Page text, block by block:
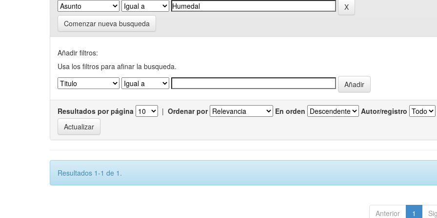
Comenzar nueva busqueda
Añadir filtros:
Usa los filtros para afinar la busqueda.
Resultados por página | Ordenar por En orden Autor/registro
Resultados 1-1 de 1.
Anterior 1